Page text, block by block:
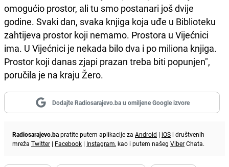
omogućio prostor, ali tu smo postanari još dvije
godine. Svaki dan, svaka knjiga koja uđe u Biblioteku
zahtijeva prostor koji nemamo. Prostora u Vijećnici
ima. U Vijećnici je nekada bilo dva i po miliona knjiga.
Prostor koji danas zjapi prazan treba biti popunjen",
poručila je na kraju Žero.
Dodajte Radiosarajevo.ba u omiljene Google izvore
Radiosarajevo.bapratite putem aplikacije za Android | iOS i društvenih
mreža Twitter | Facebook | Instagram, kao i putem našeg ViberChata.